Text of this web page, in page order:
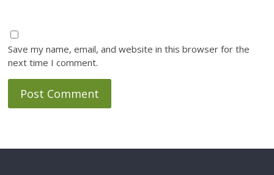
Save my name, email, and website in this browser for the
next time I comment.